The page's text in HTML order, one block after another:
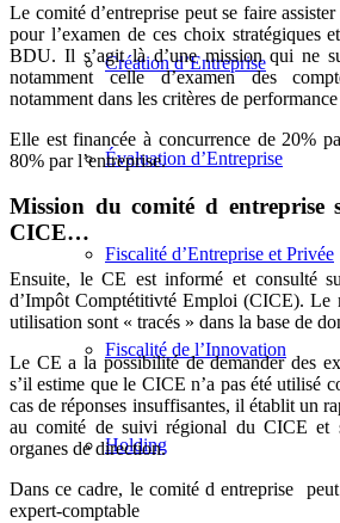
Création d’Entreprise
Évaluation d’Entreprise
Fiscalité d’Entreprise et Privée
Fiscalité de l’Innovation
Holding
Le comité d’entreprise peut se faire
pour l’examen de ces choix stratégiques
BDU. Il s’agit là d’une mission qui ne
notamment celle d’examen des
notamment dans les critères de
Elle est financée à concurrence de 20%
80% par l’entreprise.
Mission du comité d
CICE…
Ensuite, le CE est informé et consulté
d’Impôt Comptétitivté Emploi (CICE). Le
utilisation sont « tracés » dans la base de
Le CE a la possibilité de demander des
s’il estime que le CICE n’a pas été utilisé
cas de réponses insuffisantes, il établit un
au comité de suivi régional du CICE et
organes de direction.
Dans ce cadre, le comité d entreprise peut
expert-comptable